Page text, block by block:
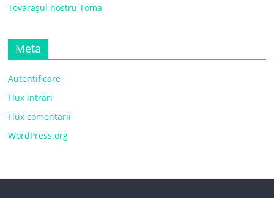
Tovarășul nostru Toma
Meta
Autentificare
Flux intrări
Flux comentarii
WordPress.org